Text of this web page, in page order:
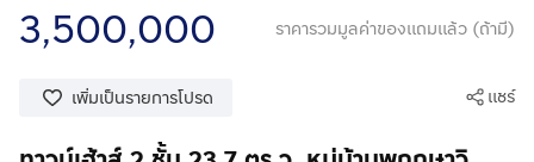
3,500,000 ราคารวมมูลค่าของแถมแล้ว (ถ้ามี)
เพิ่มเป็นรายการโปรด แชร์